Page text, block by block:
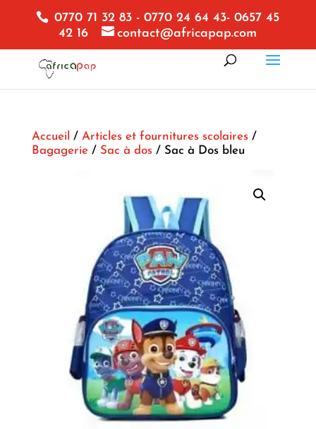
0770 71 32 83 - 0770 24 64 43- 0657 45
42 16
contact@africapap.com
Accueil / Articles et fournitures scolaires/
Bagagerie/ Sac à dos/ Sac à Dos bleu